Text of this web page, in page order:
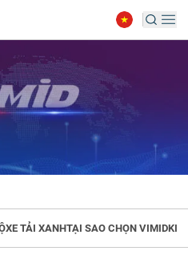
XE TẢI XANHTẠI SAO CHỌN VIMID